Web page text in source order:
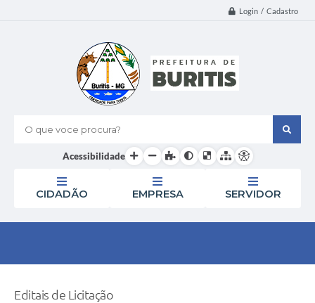
Login / Cadastro
O que voce procura?
Acessibilidade
CIDADÃO EMPRESA SERVIDOR
Editais de Licitação